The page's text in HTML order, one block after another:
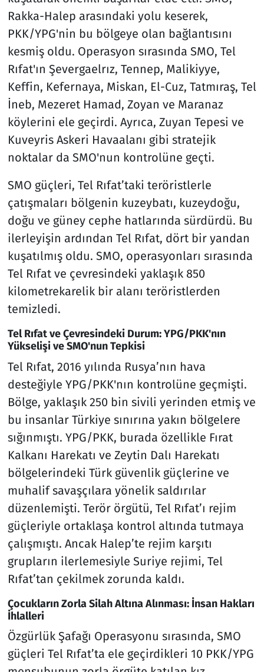
Rakka-Halep arasındaki yolu keserek,
PKK/YPG'nin bu bölgeye olan bağlantısını
kesmiş oldu. Operasyon sırasında SMO, Tel
Rıfat'ın Şevergaelrız, Tennep, Malikiyye,
Keffin, Kefernaya, Miskan, El-Cuz, Tatmıraş, Tel
İneb, Mezeret Hamad, Zoyan ve Maranaz
köylerini ele geçirdi. Ayrıca, Zuyan Tepesi ve
Kuveyris Askeri Havaalanı gibi stratejik
noktalar da SMO'nun kontrolüne geçti.
SMO güçleri, Tel Rıfat’taki teröristlerle
çatışmaları bölgenin kuzeybatı, kuzeydoğu,
doğu ve güney cephe hatlarında sürdürdü. Bu
ilerleyişin ardından Tel Rıfat, dört bir yandan
kuşatılmış oldu. SMO, operasyonları sırasında
Tel Rıfat ve çevresindeki yaklaşık 850
kilometrekarelik bir alanı teröristlerden
temizledi.
Tel Rıfat ve Çevresindeki Durum: YPG/PKK'nın
Yükselişi ve SMO'nun Tepkisi
Tel Rıfat, 2016 yılında Rusya’nın hava
desteğiyle YPG/PKK'nın kontrolüne geçmişti.
Bölge, yaklaşık 250 bin sivili yerinden etmiş ve
bu insanlar Türkiye sınırına yakın bölgelere
sığınmıştı. YPG/PKK, burada özellikle Fırat
Kalkanı Harekatı ve Zeytin Dalı Harekatı
bölgelerindeki Türk güvenlik güçlerine ve
muhalif savaşçılara yönelik saldırılar
düzenlemişti. Terör örgütü, Tel Rıfat’ı rejim
güçleriyle ortaklaşa kontrol altında tutmaya
çalışmıştı. Ancak Halep’te rejim karşıtı
grupların ilerlemesiyle Suriye rejimi, Tel
Rıfat’tan çekilmek zorunda kaldı.
Çocukların Zorla Silah Altına Alınması: İnsan Hakları
İhlalleri
Özgürlük Şafağı Operasyonu sırasında, SMO
güçleri Tel Rıfat’ta ele geçirdikleri 10 PKK/YPG